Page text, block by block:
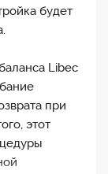
будет
Libec
при
этот